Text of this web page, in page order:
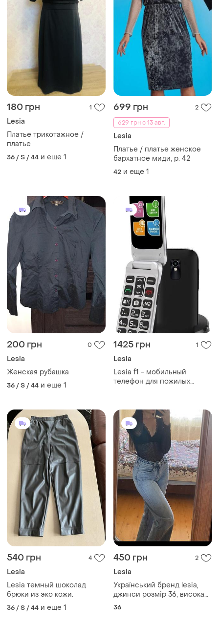
180 грн 1
Lesia
Платье трикотажное /
платье
36 / S / 44 и еще 1
699 грн
2
629 грн с 13 авг.
Lesia
Платье / платье женское
бархатное миди, р. 42
42 и еще 1
200 грн 0
Lesia
Женская рубашка
36 / S / 44 и еще 1
1425 грн 1
Lesia
Lesia f1 - мобильный
телефон для пожилых
sos, bluetooth, fm-радио
-читать описание
540 грн 4
Lesia
Lesia темный шоколад
брюки из эко кожи.
36 / S / 44 и еще 1
450 грн 2
Lesia
Український бренд lesia,
джинси розмір 36, висока
посадка
36